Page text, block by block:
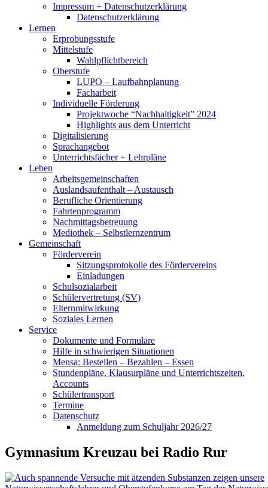
Impressum + Datenschutzerklärung
Datenschutzerklärung
Lernen
Erprobungsstufe
Mittelstufe
Wahlpflichtbereich
Oberstufe
LUPO – Laufbahnplanung
Facharbeit
Individuelle Förderung
Projektwoche “Nachhaltigkeit” 2024
Highlights aus dem Unterricht
Digitalisierung
Sprachangebot
Unterrichtsfächer + Lehrpläne
Leben
Arbeitsgemeinschaften
Auslandsaufenthalt – Austausch
Berufliche Orientierung
Fahrtenprogramm
Nachmittagsbetreuung
Mediothek – Selbstlernzentrum
Gemeinschaft
Förderverein
Sitzungsprotokolle des Fördervereins
Einladungen
Schulsozialarbeit
Schülervertretung (SV)
Elternmitwirkung
Soziales Lernen
Service
Dokumente und Formulare
Hilfe in schwierigen Situationen
Mensa: Bestellen – Bezahlen – Essen
Stundenpläne, Klausurpläne und Unterrichtszeiten,
Accounts
Schülertransport
Termine
Datenschutz
Anmeldung zum Schuljahr 2026/27
Gymnasium Kreuzau bei Radio Rur